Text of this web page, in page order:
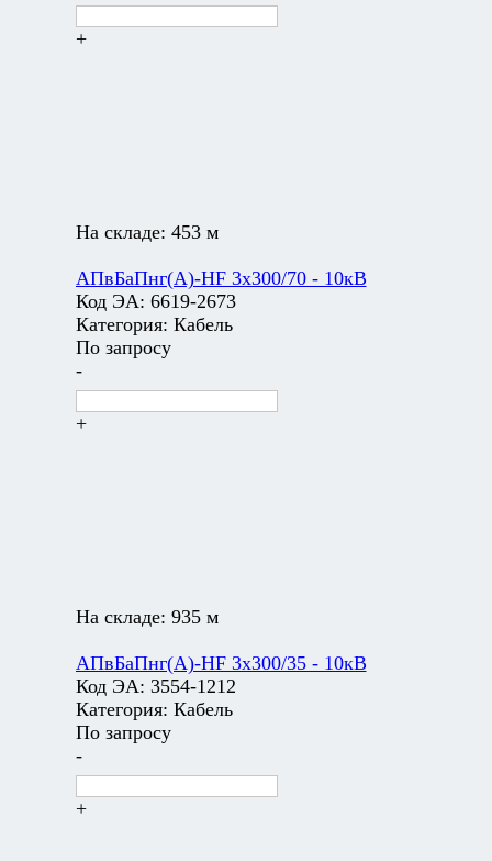
+
На складе: 453 м
АПвБаПнг(А)-HF 3х300/70 - 10кВ
Код ЭА: 6619-2673
Категория: Кабель
По запросу
-
+
На складе: 935 м
АПвБаПнг(А)-HF 3х300/35 - 10кВ
Код ЭА: 3554-1212
Категория: Кабель
По запросу
-
+